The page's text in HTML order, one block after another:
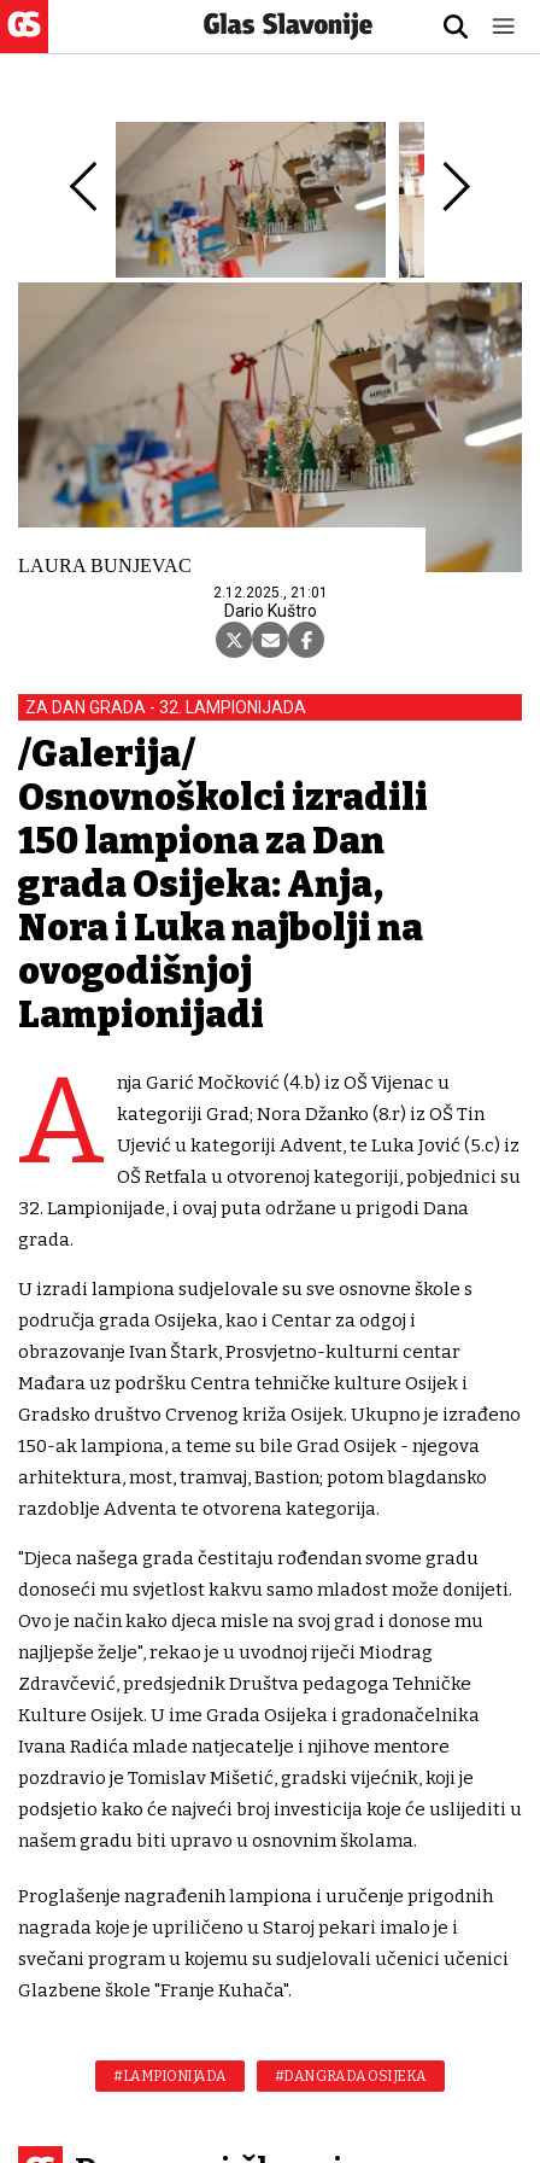
LAURA BUNJEVAC
2.12.2025., 21:01
Dario Kuštro
ZA DAN GRADA - 32. LAMPIONIJADA
/Galerija/
Osnovnoškolci izradili
150 lampiona za Dan
grada Osijeka: Anja,
Nora i Luka najbolji na
ovogodišnjoj
Lampionijadi
A
nja Garić Močković (4.b) iz OŠ Vijenac u
kategoriji Grad; Nora Džanko (8.r) iz OŠ Tin
Ujević u kategoriji Advent, te Luka Jović (5.c) iz
OŠ Retfala u otvorenoj kategoriji, pobjednici su
32. Lampionijade, i ovaj puta održane u prigodi Dana
grada.
U izradi lampiona sudjelovale su sve osnovne škole s
područja grada Osijeka, kao i Centar za odgoj i
obrazovanje Ivan Štark, Prosvjetno-kulturni centar
Mađara uz podršku Centra tehničke kulture Osijek i
Gradsko društvo Crvenog križa Osijek. Ukupno je izrađeno
150-ak lampiona, a teme su bile Grad Osijek - njegova
arhitektura, most, tramvaj, Bastion; potom blagdansko
razdoblje Adventa te otvorena kategorija.
"Djeca našega grada čestitaju rođendan svome gradu
donoseći mu svjetlost kakvu samo mladost može donijeti.
Ovo je način kako djeca misle na svoj grad i donose mu
najljepše želje", rekao je u uvodnoj riječi Miodrag
Zdravčević, predsjednik Društva pedagoga Tehničke
Kulture Osijek. U ime Grada Osijeka i gradonačelnika
Ivana Radića mlade natjecatelje i njihove mentore
pozdravio je Tomislav Mišetić, gradski vijećnik, koji je
podsjetio kako će najveći broj investicija koje će uslijediti u
našem gradu biti upravo u osnovnim školama.
Proglašenje nagrađenih lampiona i uručenje prigodnih
nagrada koje je upriličeno u Staroj pekari imalo je i
svečani program u kojemu su sudjelovali učenici učenici
Glazbene škole "Franje Kuhača".
#LAMPIONIJADA #DAN GRADA OSIJEKA